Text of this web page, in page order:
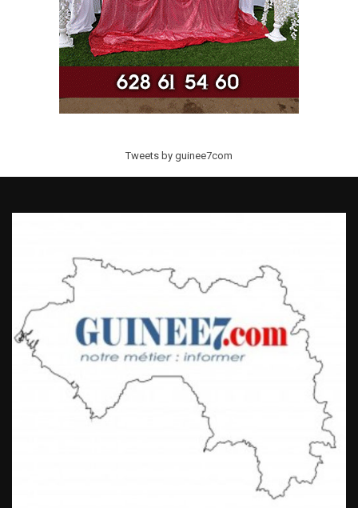
Tweets by guinee7com